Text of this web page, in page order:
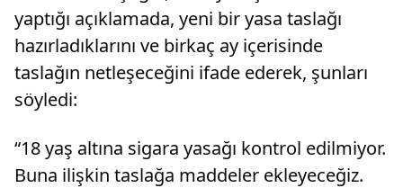
yaptığı açıklamada, yeni bir yasa taslağı
hazırladıklarını ve birkaç ay içerisinde
taslağın netleşeceğini ifade ederek, şunları
söyledi:
“18 yaş altına sigara yasağı kontrol edilmiyor.
Buna ilişkin taslağa maddeler ekleyeceğiz.